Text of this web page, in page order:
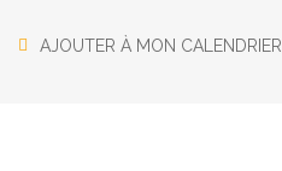
AJOUTER À MON CALENDRIER